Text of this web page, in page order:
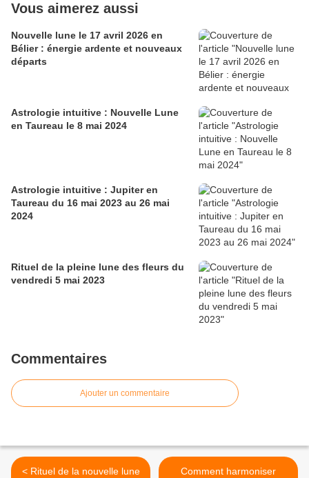
Vous aimerez aussi
Nouvelle lune le 17 avril 2026 en
Bélier : énergie ardente et nouveaux
départs
Astrologie intuitive : Nouvelle Lune
en Taureau le 8 mai 2024
Astrologie intuitive : Jupiter en
Taureau du 16 mai 2023 au 26 mai
2024
Rituel de la pleine lune des fleurs du
vendredi 5 mai 2023
Commentaires
Ajouter un commentaire
< Rituel de la nouvelle lune
Comment harmoniser